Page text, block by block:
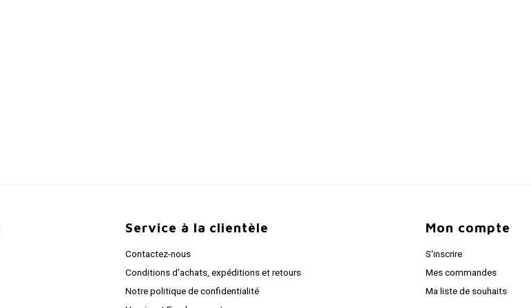
Service à la clientèle
Contactez-nous
Conditions d'achats, expéditions et retours
Notre politique de confidentialité
Mon compte
S'inscrire
Mes commandes
Ma liste de souhaits